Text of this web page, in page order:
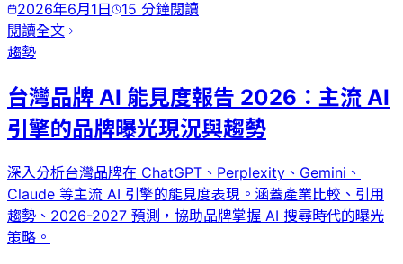
2026年6月1日
15 分鐘閱讀
閱讀全文
趨勢
台灣品牌 AI 能見度報告 2026：主流 AI
引擎的品牌曝光現況與趨勢
深入分析台灣品牌在 ChatGPT、Perplexity、Gemini、
Claude 等主流 AI 引擎的能見度表現。涵蓋產業比較、引用
趨勢、2026-2027 預測，協助品牌掌握 AI 搜尋時代的曝光
策略。